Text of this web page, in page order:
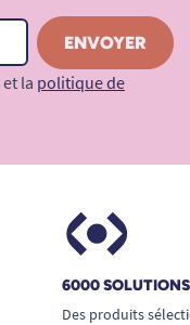
et la politique de
6000
Des produits